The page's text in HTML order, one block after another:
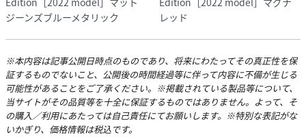
ジーンズブルーメタリック
レッド
※本内容は記事公開日時点のものであり、将来にわたってその真正性を保
証するものでないこと、公開後の時間経過等に伴って内容に不備が生じる
可能性があることをご了承ください。※掲載されている製品等について、
当サイトがその品質等を十全に保証するものではありません。よって、そ
の購入／利用にあたっては自己責任にてお願いします。※特別な表記がな
いかぎり、価格情報は税込です。